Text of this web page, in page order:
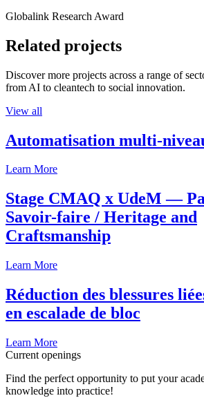
Globalink Research Award
Related projects
Discover more projects across a range of
from AI to cleantech to social innovation.
View all
Automatisation multi-
Learn More
Stage CMAQ x UdeM —
Savoir-faire / Heritage and
Craftsmanship
Learn More
Réduction des blessures
en escalade de bloc
Learn More
Current openings
Find the perfect opportunity to put your
knowledge into practice!